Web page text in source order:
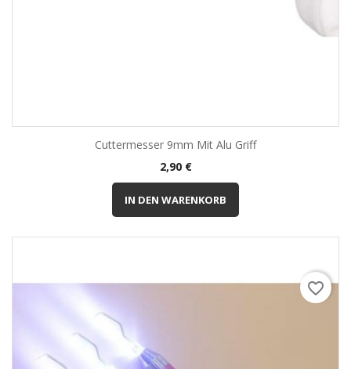
Cuttermesser 9mm Mit Alu Griff
Preis
2,90 €
IN DEN WARENKORB
favorite_border